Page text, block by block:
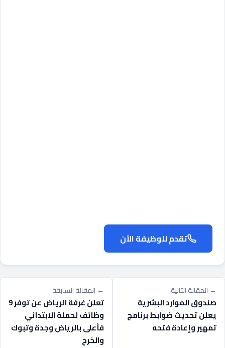
تقدم للوظيفة الآن
→ المقالة التالية
صندوق الموارد البشرية
يعلن تحديث ضوابط برنامج
تمهير وإعادة فتحه
← المقالة السابقة
تعلن غرفة الرياض عن توفر 9
وظائف لحملة الابتدائي
فأعلى بالرياض وجدة وتبوك
والخرج